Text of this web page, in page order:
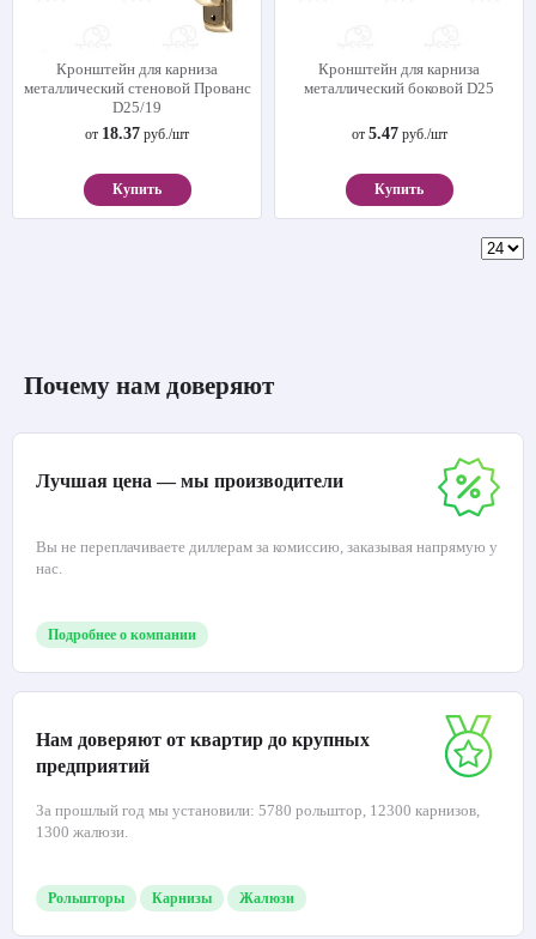
Кронштейн для карниза
металлический стеновой Прованс
D25/19
от 18.37 руб./шт
Купить
Кронштейн для карниза
металлический боковой D25
от 5.47руб./шт
Купить
Почему нам доверяют
Лучшая цена — мы производители
Вы не переплачиваете диллерам за комиссию, заказывая напрямую у
нас.
Подробнее о компании
Нам доверяют от квартир до крупных
предприятий
За прошлый год мы установили: 5780 рольштор, 12300 карнизов,
1300 жалюзи.
Рольшторы Карнизы Жалюзи